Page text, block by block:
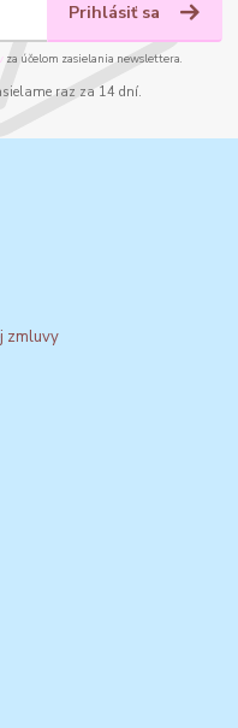
Prihlásiť sa
za účelom zasielania newslettera.
raz za 14 dní.
zmluvy